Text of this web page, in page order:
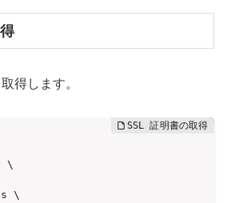
得します。
\
\